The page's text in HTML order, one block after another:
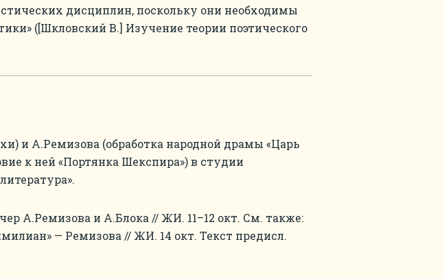
дисциплин, поскольку они необходимы
([Шкловский В.] Изучение теории поэтического
и А.Ремизова (обработка народной драмы «Царь
к ней «Портянка Шекспира») в студии
А.Ремизова и А.Блока // ЖИ. 11–12 окт. См. также:
— Ремизова // ЖИ. 14 окт. Текст предисл.